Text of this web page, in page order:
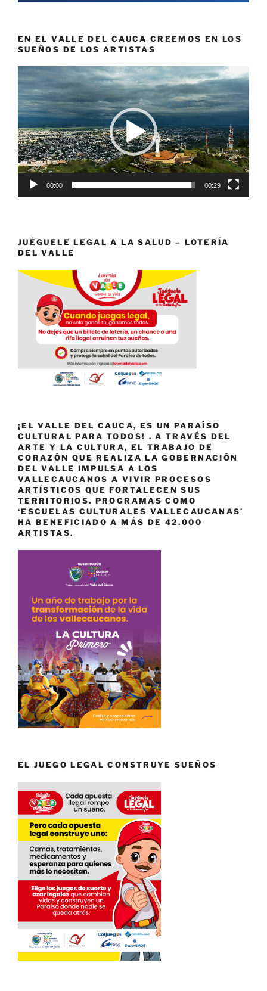
EN EL VALLE DEL CAUCA CREEMOS EN LOS
SUEÑOS DE LOS ARTISTAS
Reproductor
de
vídeo
00:00 00:29
JUÉGUELE LEGAL A LA SALUD – LOTERÍA
DEL VALLE
¡EL VALLE DEL CAUCA, ES UN PARAÍSO
CULTURAL PARA TODOS! . A TRAVÉS DEL
ARTE Y LA CULTURA, EL TRABAJO DE
CORAZÓN QUE REALIZA LA GOBERNACIÓN
DEL VALLE IMPULSA A LOS
VALLECAUCANOS A VIVIR PROCESOS
ARTÍSTICOS QUE FORTALECEN SUS
TERRITORIOS. PROGRAMAS COMO
‘ESCUELAS CULTURALES VALLECAUCANAS’
HA BENEFICIADO A MÁS DE 42.000
ARTISTAS.
EL JUEGO LEGAL CONSTRUYE SUEÑOS